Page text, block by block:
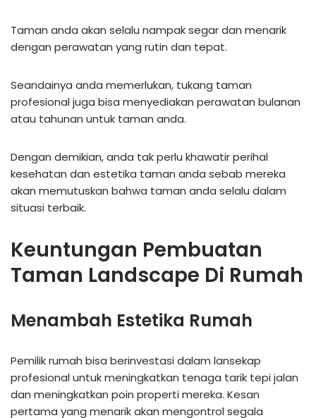
Taman anda akan selalu nampak segar dan menarik
dengan perawatan yang rutin dan tepat.
Seandainya anda memerlukan, tukang taman
profesional juga bisa menyediakan perawatan bulanan
atau tahunan untuk taman anda.
Dengan demikian, anda tak perlu khawatir perihal
kesehatan dan estetika taman anda sebab mereka
akan memutuskan bahwa taman anda selalu dalam
situasi terbaik.
Keuntungan Pembuatan
Taman Landscape Di Rumah
Menambah Estetika Rumah
Pemilik rumah bisa berinvestasi dalam lansekap
profesional untuk meningkatkan tenaga tarik tepi jalan
dan meningkatkan poin properti mereka. Kesan
pertama yang menarik akan mengontrol segala